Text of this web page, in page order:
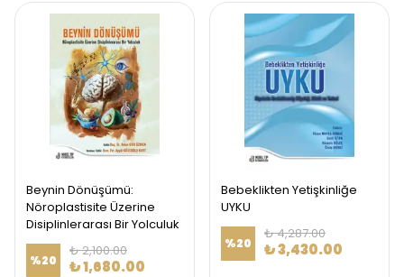
Beynin Dönüşümü:
Nöroplastisite Üzerine
Disiplinlerarası Bir Yolculuk
%20
₺ 2,100.00
₺ 1,680.00
Bebeklikten Yetişkinliğe
UYKU
%20
₺ 4,287.00
₺ 3,430.00